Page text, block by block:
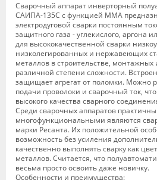
Сварочный аппарат инверторный
САИПА-135С с функцией ММА
электродуговой сварки постоянным
защитного газа - углекислого, аргона
для высококачественной сварки
низколегированных и нержавеющих
металлов в строительстве,
различной степени сложности.
защищает агрегат от поломки. Можно
подачи проволоки и сварочный ток,
высокого качества сварного
Среди сварочных аппаратов
многофункциональными являются
марки Ресанта. Их положительной
возможность без усиления
качественно выполнять сварку как
металлов. Считается, что
весьма просто освоить даже новичку.
Особенности и преимущества: